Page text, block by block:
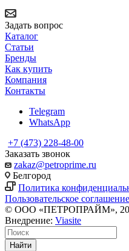
Задать вопрос
Каталог
Статьи
Бренды
Как купить
Компания
Контакты
Telegram
WhatsApp
+7 (473) 228-48-00
Заказать звонок
zakaz@petroprime.ru
Белгород
Политика
Пользовательское соглашение
© ООО «ПЕТРОПРАЙМ»,
Внедрение: Viasite
Найти